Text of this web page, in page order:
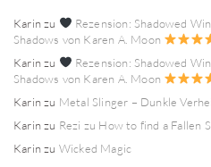
Karinzu
Rezension: Shadowed
Shadows von Karen A. Moon
Karinzu
Rezension: Shadowed
Shadows von Karen A. Moon
Karinzu Metal Slinger – Dunkle
Karinzu Rezi zu How to find a Fallen
Karinzu Wicked Magic